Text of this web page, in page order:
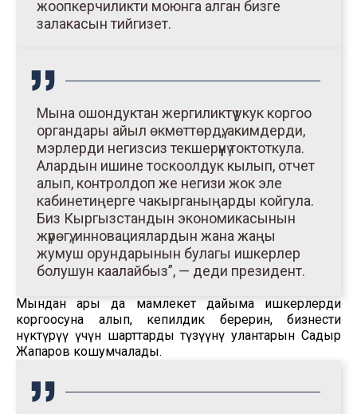
жоопкерчиликти моюнга алган бизге
залакасын тийгизет.
Мына ошондуктан жергиликтүү укук коргоо
органдары айыл өкмөттөрдү, акимдерди,
мэрлерди негизсиз текшерүүнү токтоткула.
Алардын ишине тоскоолдук кылып, отчет
алып, контролдоп же негизи жок эле
кабинетиңерге чакырганыңарды койгула.
Биз Кыргызстандын экономикасынын
жүрөгү, инновациялардын жана жаңы
жумуш орундарынын булагы ишкерлер
болушун каалайбыз”, — деди президент.
Мындан ары да мамлекет дайыма ишкерлерди
коргоосуна алып, кепилдик берерин, бизнести
өнүктүрүү үчүн шарттарды түзүүнү улантарын Садыр
Жапаров кошумчалады.